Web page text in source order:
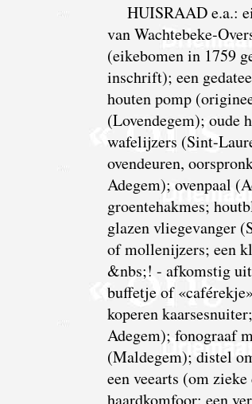
HUISRAAD e.a.:
van Wachtebeke-
(eikebomen in 1759
inschrift); een
houten pomp
(Lovendegem); oude
wafelijzers (Sint-
ovendeuren,
Adegem); ovenpaal
groentehakmes;
glazen vliegevanger
of mollenijzers; een
&nbs;! - afkomstig
buffetje of
koperen
Adegem); fonograaf
(Maldegem); distel
een veearts (om
haardkomfoor; een